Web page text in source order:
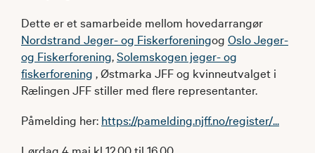
Dette er et samarbeide mellom hovedarrangør
Nordstrand Jeger- og Fiskerforeningog Oslo Jeger-
og Fiskerforening,Solemskogen jeger- og
fiskerforening , Østmarka JFF og kvinneutvalget i
Rælingen JFF stiller med flere representanter.
Påmelding her: https://pamelding.njff.no/register/...
Lørdag 4 mai kl 12.00 til 16.00